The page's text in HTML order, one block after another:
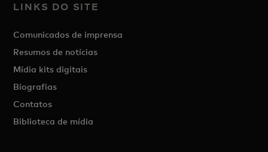
LINKS DO SITE
Comunicados de imprensa
Resumos de notícias
Mídia kits digitais
Biografias
Contatos
Biblioteca de mídia